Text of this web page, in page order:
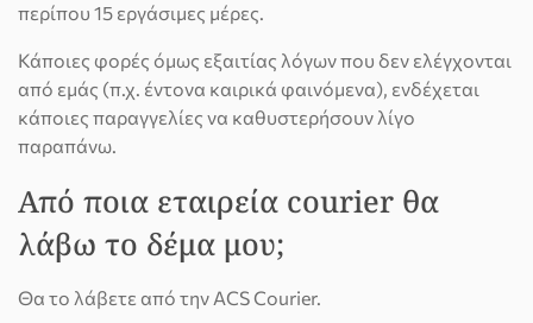
περίπου 15 εργάσιμες μέρες.
Κάποιες φορές όμως εξαιτίας λόγων που δεν ελέγχονται
από εμάς (π.χ. έντονα καιρικά φαινόμενα), ενδέχεται
κάποιες παραγγελίες να καθυστερήσουν λίγο
παραπάνω.
Από ποια εταιρεία courier θα
λάβω το δέμα μου;
Θα το λάβετε από την ACS Courier.